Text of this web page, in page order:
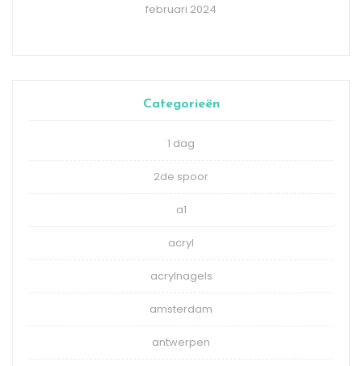
februari 2024
Categorieën
1 dag
2de spoor
a1
acryl
acrylnagels
amsterdam
antwerpen